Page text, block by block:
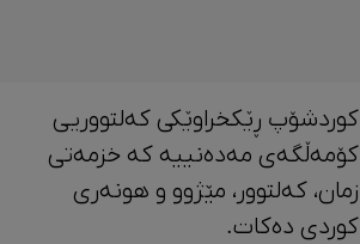
کوردشۆپ ڕێکخراوێکی کەلتووریی
کۆمەڵگەی مەدەنییە کە خزمەتی
زمان، کەلتوور، مێژوو و ‎هونەری
کوردی دەکات.